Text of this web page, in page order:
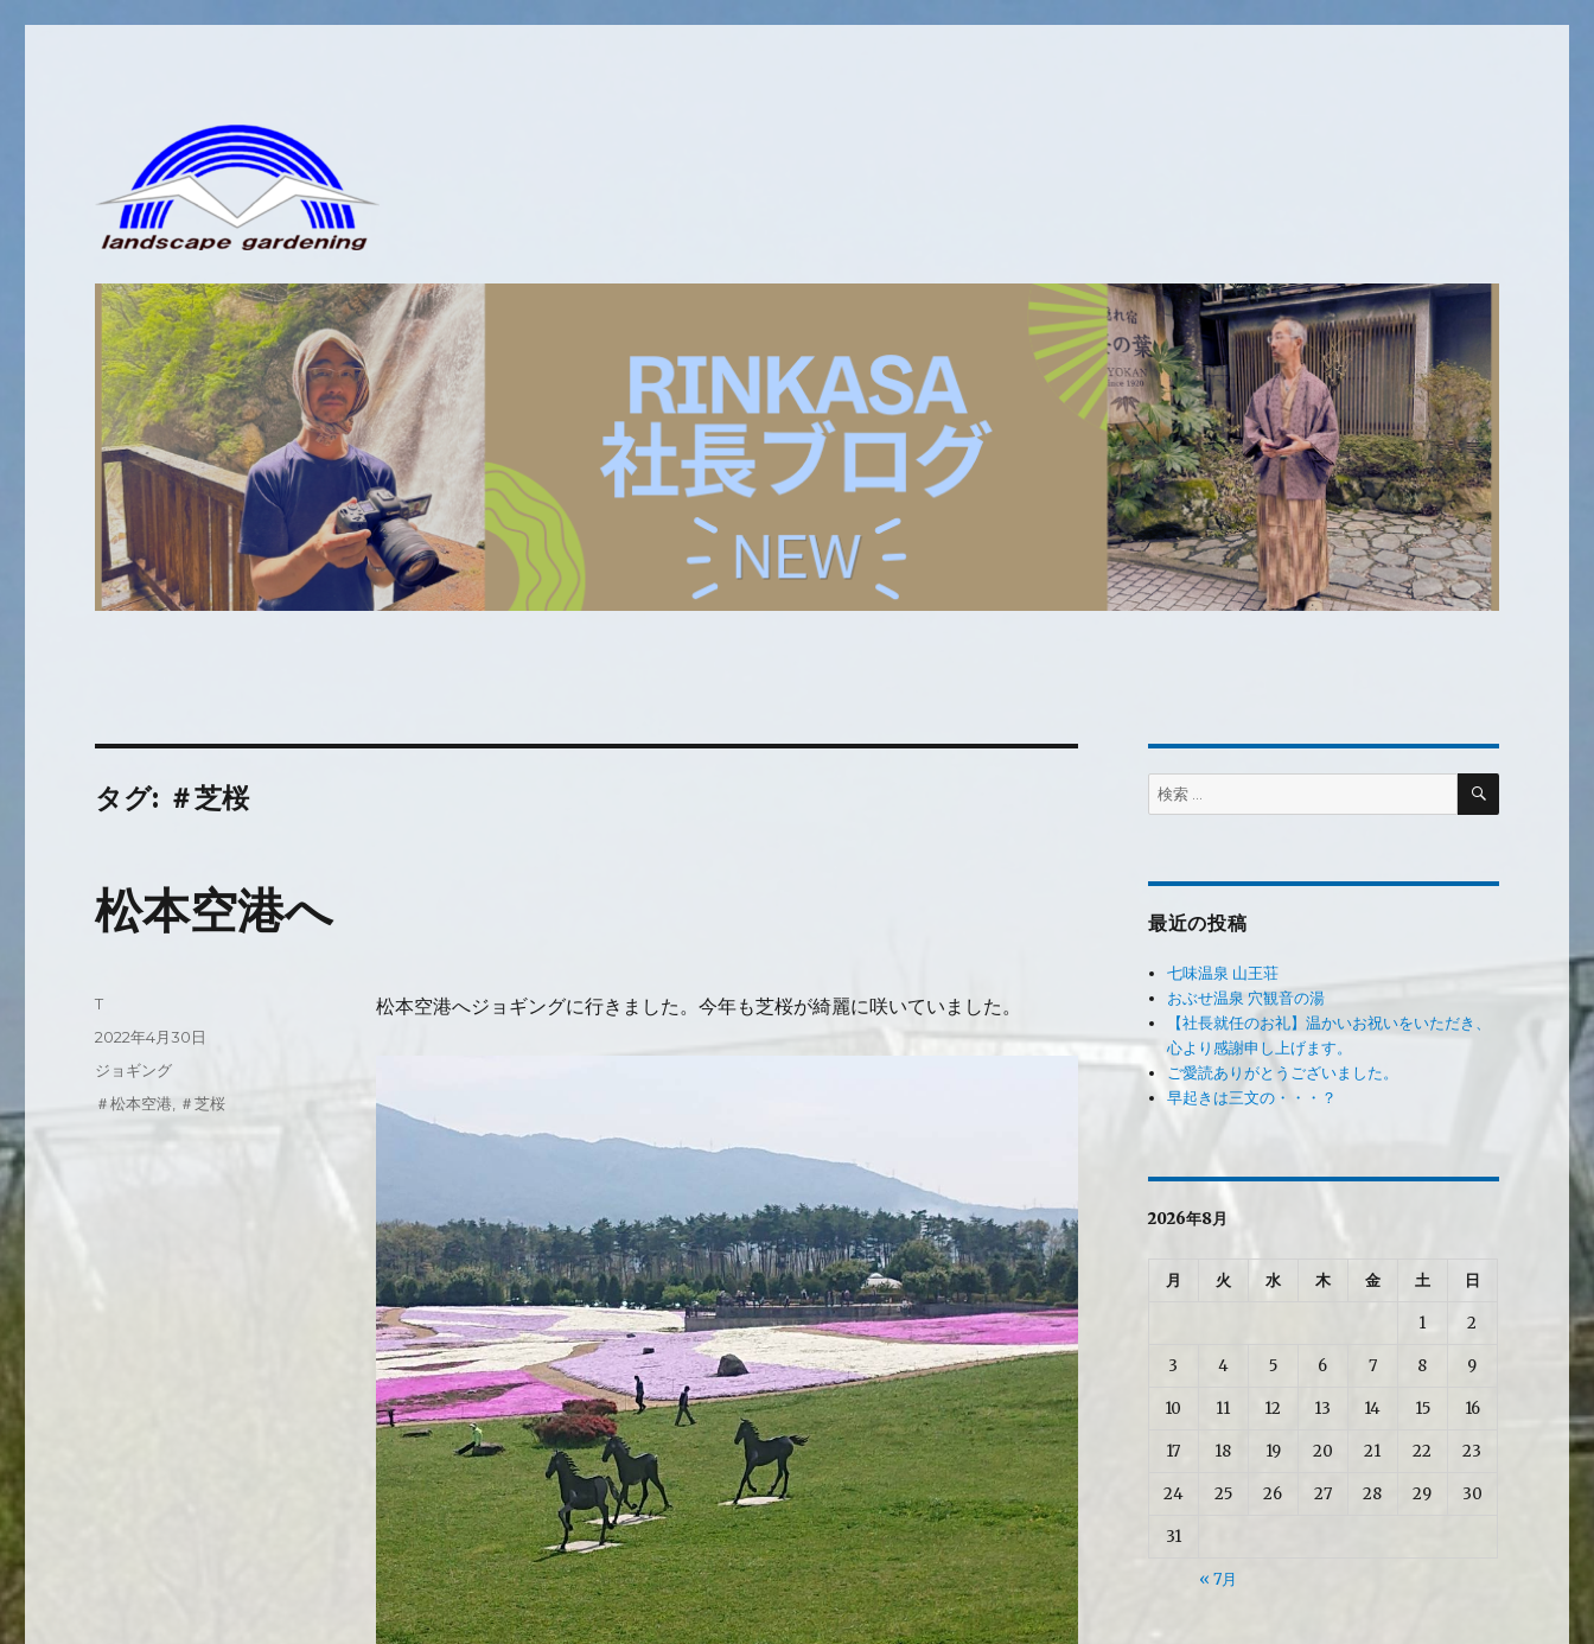
RINKASA社長ブログ
タグ: ＃芝桜
松本空港へ
松本空港へジョギングに行きました。今年も芝桜が綺麗に咲いていました。
投
T
投
2022年4月30日
カ
ジョギング
タ
＃松本空港 ＃芝桜
検
索:
検
最近の投稿
七味温泉 山王荘
おぶせ温泉 穴観音の湯
【社長就任のお礼】温かいお祝いをいただき、
心より感謝申し上げます。
ご愛読ありがとうございました。
早起きは三文の・・・？
2026年8月
月 火 水 木 金 土 日
1 2
3 4 5 6 7 8 9
10 11 12 13 14 15 16
17 18 19 20 21 22 23
24 25 26 27 28 29 30
31
« 7月